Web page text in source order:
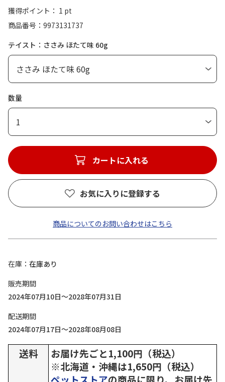
獲得ポイント： 1 pt
商品番号
9973131737
テイスト：ささみ ほたて味 60g
数量
1
カートに入れる
お気に入りに登録する
商品についてのお問い合わせはこちら
在庫
在庫あり
販売期間
2024年07月10日～2028年07月31日
配送期間
2024年07月17日～2028年08月08日
送料
お届け先ごと1,100円（税込）
※北海道・沖縄は1,650円（税込）
ペットストアの商品に限り、お届け先